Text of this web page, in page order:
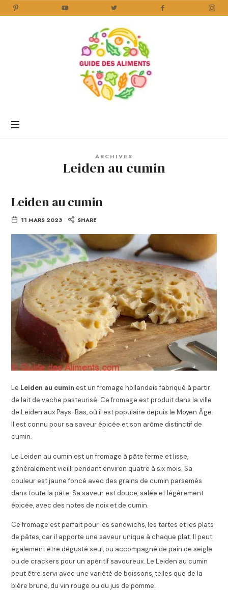
Aliments
ARCHIVES
Leiden au cumin
Leiden au cumin
11 MARS 2023 SHARE
Le Leiden au cumin est un fromage hollandais fabriqué à partir
de lait de vache pasteurisé. Ce fromage est produit dans la ville
de Leiden aux Pays-Bas, où il est populaire depuis le Moyen Âge.
Il est connu pour sa saveur épicée et son arôme distinctif de
cumin.
Le Leiden au cumin est un fromage à pâte ferme et lisse,
généralement vieilli pendant environ quatre à six mois. Sa
couleur est jaune foncé avec des grains de cumin parsemés
dans toute la pâte. Sa saveur est douce, salée et légèrement
épicée, avec des notes de noix et de cumin.
Ce fromage est parfait pour les sandwichs, les tartes et les plats
de pâtes, car il apporte une saveur unique à chaque plat. Il peut
également être dégusté seul, ou accompagné de pain de seigle
ou de crackers pour un apéritif savoureux. Le Leiden au cumin
peut être servi avec une variété de boissons, telles que de la
bière brune, du vin rouge ou du jus de pomme.